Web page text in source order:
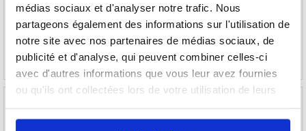
médias sociaux et d'analyser notre trafic. Nous
partageons également des informations sur l'utilisation de
notre site avec nos partenaires de médias sociaux, de
publicité et d'analyse, qui peuvent combiner celles-ci
avec d'autres informations que vous leur avez fournies
ou qu'ils ont collectées lors de votre utilisation de leurs
65,50EUR
RÉFÉRENCE: 3004369
34,60EUR
RÉFÉRENCE: 3019154-VAR